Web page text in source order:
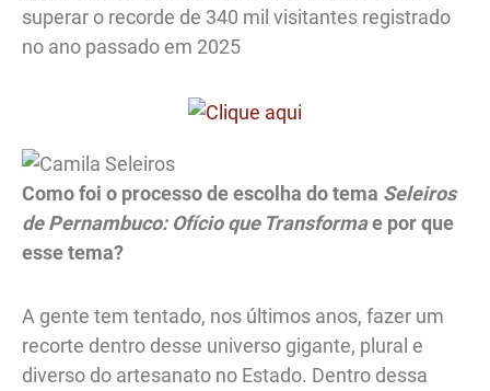
superar o recorde de 340 mil visitantes registrado
no ano passado em 2025
Como foi o processo de escolha do tema Seleiros
de Pernambuco: Ofício que Transformae por que
esse tema?
A gente tem tentado, nos últimos anos, fazer um
recorte dentro desse universo gigante, plural e
diverso do artesanato no Estado. Dentro dessa